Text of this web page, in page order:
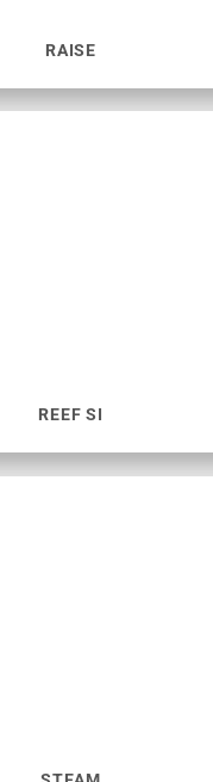
RAISE
REEF SI